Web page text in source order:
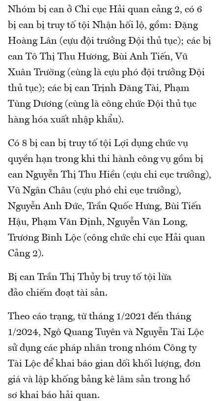
Nhóm bị can ở Chi cục Hải quan cảng 2, có 6
bị can bị truy tố tội Nhận hối lộ, gồm: Đặng
Hoàng Lân (cựu đội trưởng Đội thủ tục); các bị
can Tô Thị Thu Hương, Bùi Anh Tiến, Vũ
Xuân Trường (cùng là cựu phó đội trưởng Đội
thủ tục); các bị can Trịnh Đăng Tài, Phạm
Tùng Dương (cùng là công chức Đội thủ tục
hàng hóa xuất nhập khẩu).
Có 8 bị can bị truy tố tội Lợi dụng chức vụ
quyền hạn trong khi thi hành công vụ gồm bị
can Nguyễn Thị Thu Hiền (cựu chi cục trưởng),
Vũ Ngân Châu (cựu phó chi cục trưởng),
Nguyễn Anh Đức, Trần Quốc Hưng, Bùi Tiến
Hậu, Phạm Văn Định, Nguyễn Văn Long,
Trương Bình Lộc (công chức chi cục Hải quan
Cảng 2).
Bị can Trần Thị Thủy bị truy tố tội lừa
đảo chiếm đoạt tài sản.
Theo cáo trạng, từ tháng 1/2021 đến tháng
1/2024, Ngô Quang Tuyên và Nguyễn Tài Lộc
sử dụng các pháp nhân trong nhóm Công ty
Tài Lộc để khai báo gian dối khối lượng, đơn
giá và lập khống bảng kê lâm sản trong hồ
sơ khai báo hải quan.